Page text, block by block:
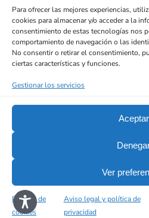
Para ofrecer las mejores experiencias,
cookies para almacenar y/o acceder a la
consentimiento de estas tecnologías nos
comportamiento de navegación o las
No consentir o retirar el consentimiento,
ciertas características y funciones.
Gestionar los servicios
Aceptar
Ver
Política de
cookies
Aviso legal y política de
privacidad
PRECIOS
BLOG
Casos
Equipo
Blog
Política de